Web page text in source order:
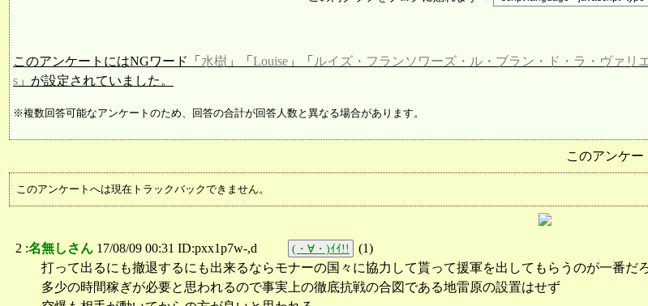
このアンケートにはNGワード「 水樹 」「 Louise 」「 ルイズ・フランソワーズ・ル・ブラン・ド・ラ・ヴァリ
s 」が設定されていました。
※複数回答可能なアンケートのため、回答の合計が回答人数と異なる場合があります。
このアンケー
このアンケートへは現在トラックバックできません。
2 :名無しさん 17/08/09 00:31 ID:pxx1p7w-,d (・∀・)ｲｲ!! (1)
打って出るにも撤退するにも出来るならモナーの国々に協力して貰って援軍を出してもらうのが一番だ
多少の時間稼ぎが必要と思われるので事実上の徹底抗戦の合図である地雷原の設置はせず